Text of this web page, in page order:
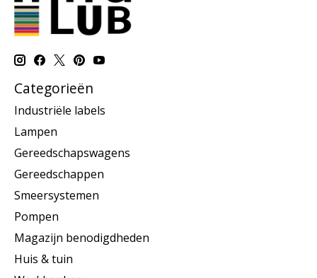
Categorieën
Industriële labels
Lampen
Gereedschapswagens
Gereedschappen
Smeersystemen
Pompen
Magazijn benodigdheden
Huis & tuin